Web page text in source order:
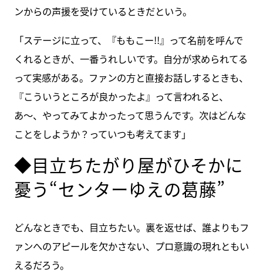
ンからの声援を受けているときだという。
「ステージに立って、『ももこー!!』って名前を呼んで
くれるときが、一番うれしいです。自分が求められてる
って実感がある。ファンの方と直接お話しするときも、
『こういうところが良かったよ』って言われると、
あ〜、やってみてよかったって思うんです。次はどんな
ことをしようか？っていつも考えてます」
◆目立ちたがり屋がひそかに
憂う“センターゆえの葛藤”
どんなときでも、目立ちたい。裏を返せば、誰よりもフ
ァンへのアピールを欠かさない、プロ意識の現れともい
えるだろう。